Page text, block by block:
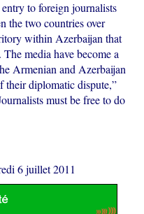
to foreign journalists
the two countries over
within Azerbaijan that
media have become a
Armenian and Azerbaijan
their diplomatic dispute,”
must be free to do
6 juillet 2011